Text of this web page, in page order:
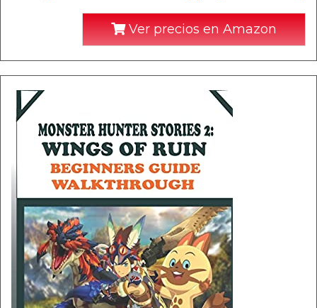
Ver precios en Amazon